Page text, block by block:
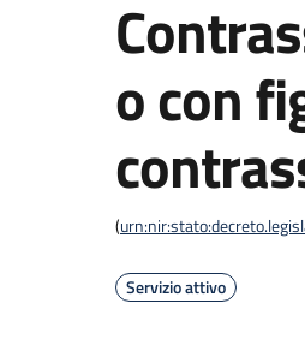
o con
(
Servizio attivo